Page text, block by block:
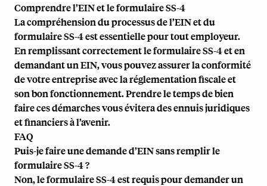
Comprendre l’EIN et le formulaire SS-4
La compréhension du processus de l’EIN et du
formulaire SS-4 est essentielle pour tout employeur.
En remplissant correctement le formulaire SS-4 et en
demandant un EIN, vous pouvez assurer la conformité
de votre entreprise avec la réglementation fiscale et
son bon fonctionnement. Prendre le temps de bien
faire ces démarches vous évitera des ennuis juridiques
et financiers à l’avenir.
FAQ
Puis-je faire une demande d’EIN sans remplir le
formulaire SS-4 ?
Non, le formulaire SS-4 est requis pour demander un